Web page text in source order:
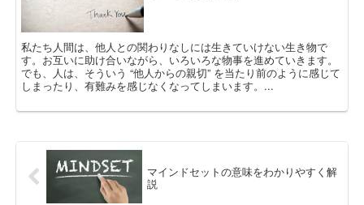
私たち人間は、他人との関わりなしには生きていけない生き物で
す。お互いに助け合いながら、いろいろな物事を進めていきます。
でも、人は、そういう “他人からの親切” を当たり前のように感じて
しまったり、有難みを感じなくなってしまいます。...
マインドセットの意味をわかりやすく解
説